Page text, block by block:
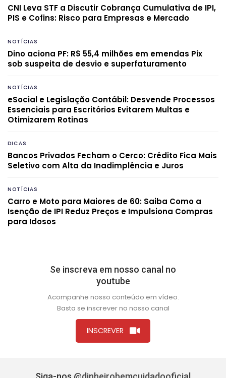
CNI Leva STF a Discutir Cobrança Cumulativa de IPI,
PIS e Cofins: Risco para Empresas e Mercado
NOTÍCIAS
Dino aciona PF: R$ 55,4 milhões em emendas Pix
sob suspeita de desvio e superfaturamento
NOTÍCIAS
eSocial e Legislação Contábil: Desvende Processos
Essenciais para Escritórios Evitarem Multas e
Otimizarem Rotinas
DICAS
Bancos Privados Fecham o Cerco: Crédito Fica Mais
Seletivo com Alta da Inadimplência e Juros
NOTÍCIAS
Carro e Moto para Maiores de 60: Saiba Como a
Isenção de IPI Reduz Preços e Impulsiona Compras
para Idosos
Se inscreva em nosso canal no
youtube
Acompanhe nosso conteúdo em vídeo.
Basta se inscrever no nosso canal
INSCREVER